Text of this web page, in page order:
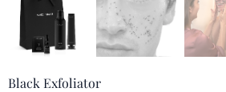
Black Exfoliator